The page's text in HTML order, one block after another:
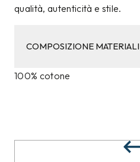
qualità, autenticità e stile.
COMPOSIZIONE MATERIALI
100% cotone